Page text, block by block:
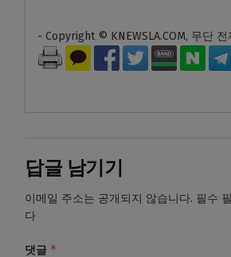
- Copyright © KNEWSLA.COM, 무단
답글 남기기
이메일 주소는 공개되지 않습니다. 필수
다
댓글 *